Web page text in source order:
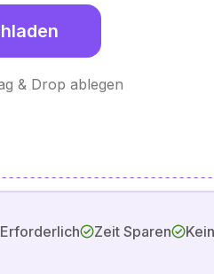
& Drop ablegen
Zeit Sparen